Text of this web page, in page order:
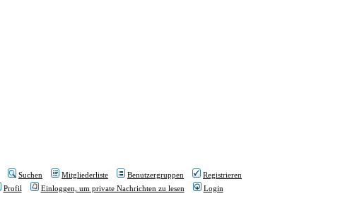
Suchen Mitgliederliste Benutzergruppen
Registrieren
Profil
Einloggen, um private Nachrichten zu lesen Login